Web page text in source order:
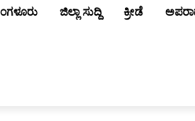
ಜಿಲ್ಲಾ ಸುದ್ದಿ ಕ್ರೀಡೆ